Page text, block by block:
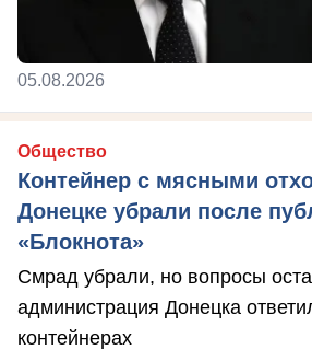
05.08.2026
Общество
Контейнер с мясными
Донецке убрали после
«Блокнота»
Смрад убрали, но вопросы
администрация Донецка
контейнерах